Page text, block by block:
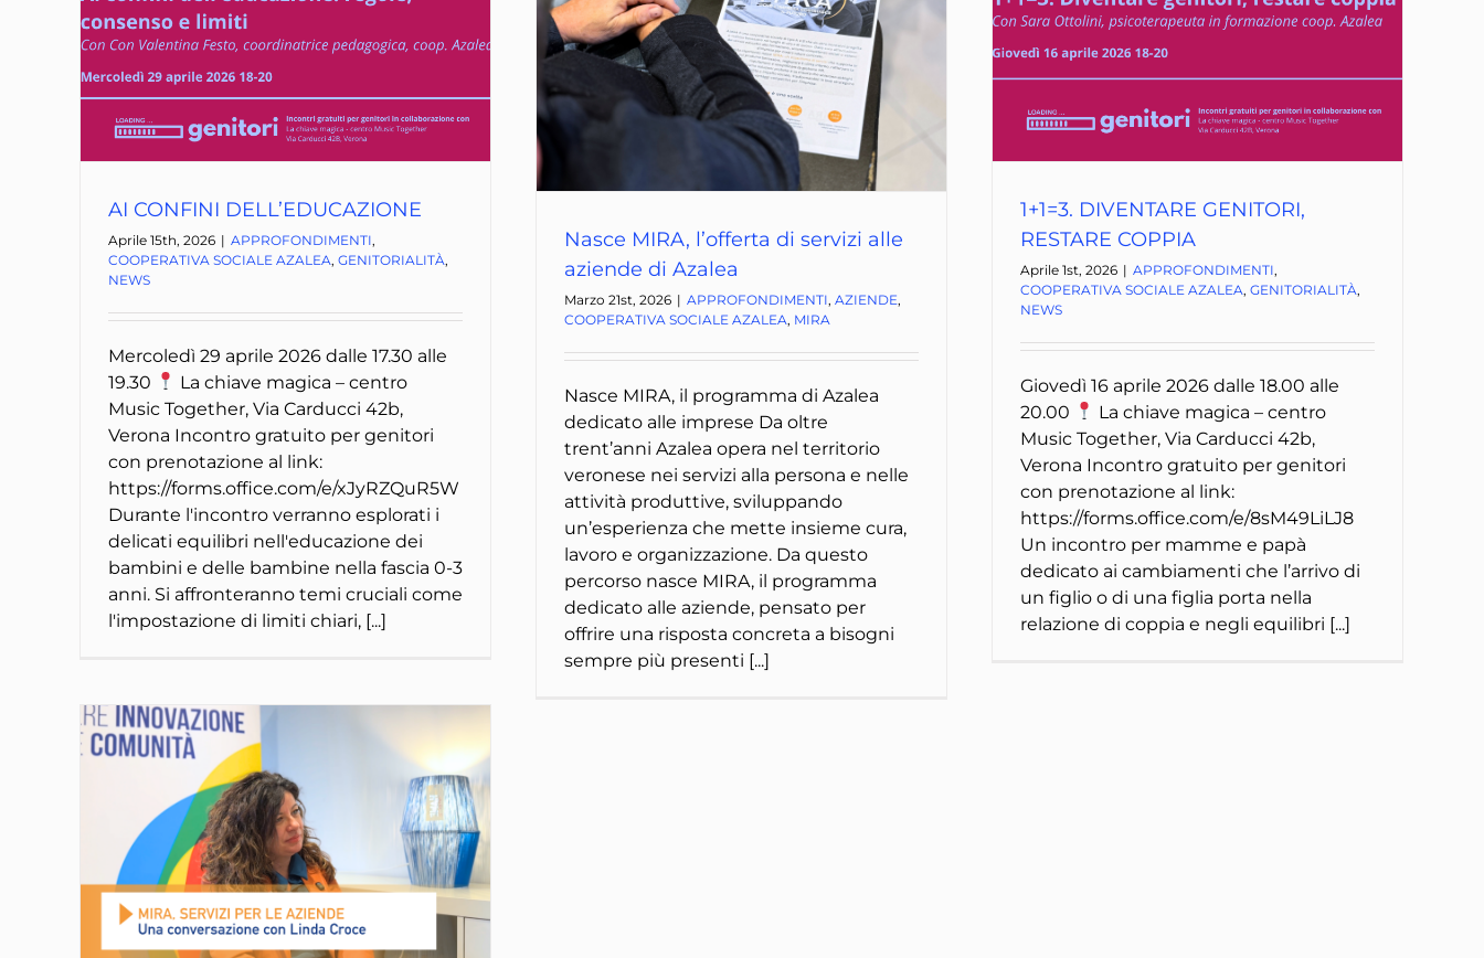
AI CONFINI DELL’EDUCAZIONE
Aprile 15th, 2026 | APPROFONDIMENTI,
COOPERATIVA SOCIALE AZALEA, GENITORIALITÀ,
NEWS
Mercoledì 29 aprile 2026 dalle 17.30 alle
19.30
La chiave magica – centro
Music Together, Via Carducci 42b,
Verona Incontro gratuito per genitori
con prenotazione al link:
https://forms.office.com/e/xJyRZQuR5W
Durante l'incontro verranno esplorati i
delicati equilibri nell'educazione dei
bambini e delle bambine nella fascia 0-3
anni. Si affronteranno temi cruciali come
l'impostazione di limiti chiari, [...]
1+1=3. DIVENTARE GENITORI,
RESTARE COPPIA
Aprile 1st, 2026 | APPROFONDIMENTI,
COOPERATIVA SOCIALE AZALEA, GENITORIALITÀ,
NEWS
Giovedì 16 aprile 2026 dalle 18.00 alle
20.00
La chiave magica – centro
Music Together, Via Carducci 42b,
Verona Incontro gratuito per genitori
con prenotazione al link:
https://forms.office.com/e/8sM49LiLJ8
Un incontro per mamme e papà
dedicato ai cambiamenti che l’arrivo di
un figlio o di una figlia porta nella
relazione di coppia e negli equilibri [...]
Nasce MIRA, l’offerta di servizi alle
aziende di Azalea
Marzo 21st, 2026 | APPROFONDIMENTI, AZIENDE,
COOPERATIVA SOCIALE AZALEA, MIRA
Nasce MIRA, il programma di Azalea
dedicato alle imprese Da oltre
trent’anni Azalea opera nel territorio
veronese nei servizi alla persona e nelle
attività produttive, sviluppando
un’esperienza che mette insieme cura,
lavoro e organizzazione. Da questo
percorso nasce MIRA, il programma
dedicato alle aziende, pensato per
offrire una risposta concreta a bisogni
sempre più presenti [...]